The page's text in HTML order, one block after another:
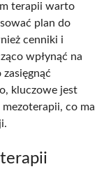
terapii warto
plan do
cenniki i
wpłynąć na
kluczowe jest
co ma